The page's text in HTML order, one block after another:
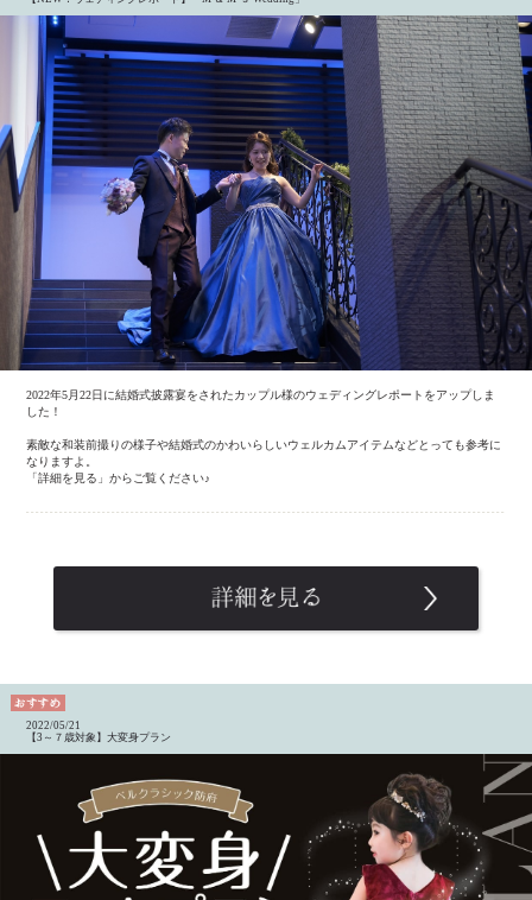
2022年5月22日に結婚式披露宴をされたカップル様のウェディングレポートをアップしま
した！
素敵な和装前撮りの様子や結婚式のかわいらしいウェルカムアイテムなどとっても参考に
なりますよ。
「詳細を見る」からご覧ください♪
2022/05/21
【3～７歳対象】大変身プラン